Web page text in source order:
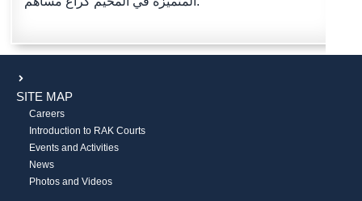
SITE MAP
Careers
Introduction to RAK Courts
Events and Activities
News
Photos and Videos